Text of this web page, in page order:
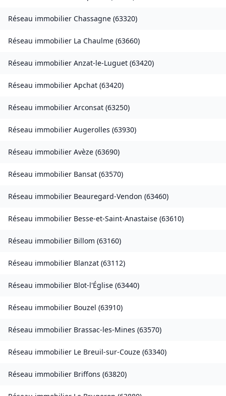
Réseau immobilier Chassagne (63320)
Réseau immobilier La Chaulme (63660)
Réseau immobilier Anzat-le-Luguet (63420)
Réseau immobilier Apchat (63420)
Réseau immobilier Arconsat (63250)
Réseau immobilier Augerolles (63930)
Réseau immobilier Avèze (63690)
Réseau immobilier Bansat (63570)
Réseau immobilier Beauregard-Vendon (63460)
Réseau immobilier Besse-et-Saint-Anastaise (63610)
Réseau immobilier Billom (63160)
Réseau immobilier Blanzat (63112)
Réseau immobilier Blot-l'Église (63440)
Réseau immobilier Bouzel (63910)
Réseau immobilier Brassac-les-Mines (63570)
Réseau immobilier Le Breuil-sur-Couze (63340)
Réseau immobilier Briffons (63820)